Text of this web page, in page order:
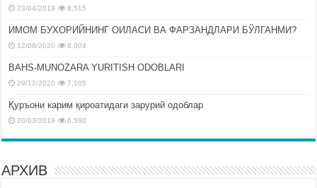
23/04/2019 8,515
ИМОМ БУХОРИЙНИНГ ОИЛАСИ ВА ФАРЗАНДЛАРИ БЎЛГАНМИ?
12/08/2020 8,004
BAHS-MUNOZARA YURITISH ODOBLARI
29/12/2020 7,105
Қуръони карим қироатидаги зарурий одоблар
20/03/2019 6,590
АРХИВ